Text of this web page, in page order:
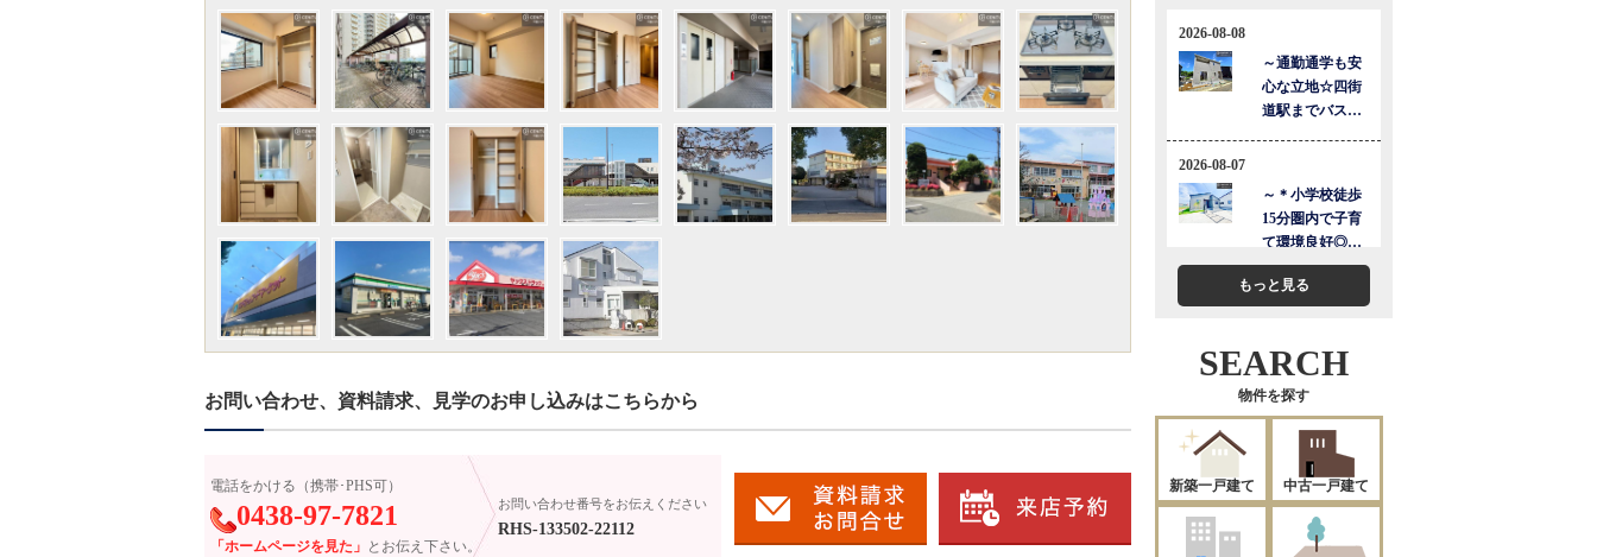
お問い合わせ、資料請求、見学のお申し込みはこちらから
電話をかける（携帯･PHS可）
0438-97-7821
「ホームページを見た」 とお伝え下さい。
お問い合わせ番号をお伝えください
RHS-133502-22112
もっと見る
SEARCH
物件を探す
新築一戸建て 中古一戸建て